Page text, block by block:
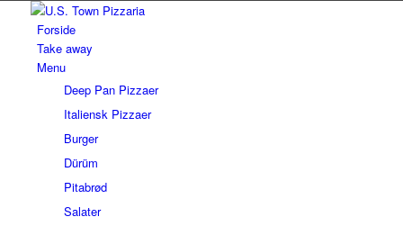
Forside
Take away
Menu
Deep Pan Pizzaer
Italiensk Pizzaer
Burger
Dürüm
Pitabrød
Salater